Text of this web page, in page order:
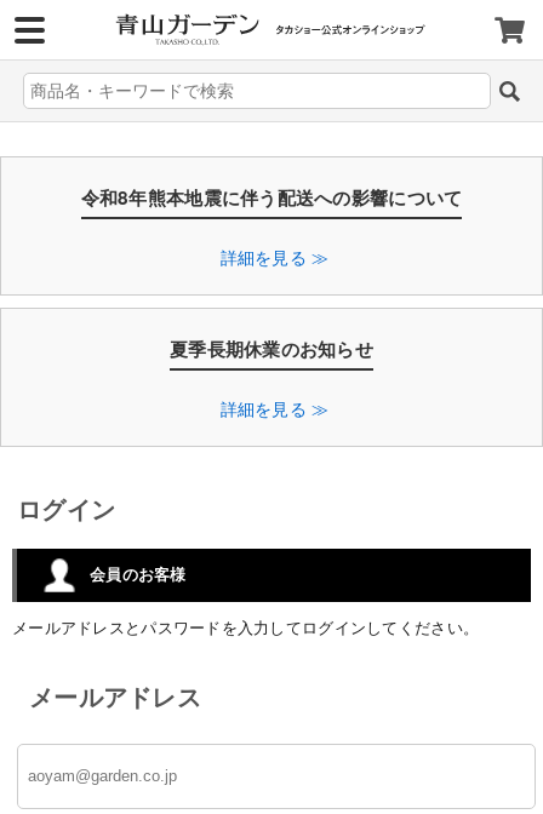
令和8年熊本地震に伴う配送への影響について
詳細を見る ≫
夏季長期休業のお知らせ
詳細を見る ≫
ログイン
会員のお客様
メールアドレスとパスワードを入力してログインしてください。
メールアドレス